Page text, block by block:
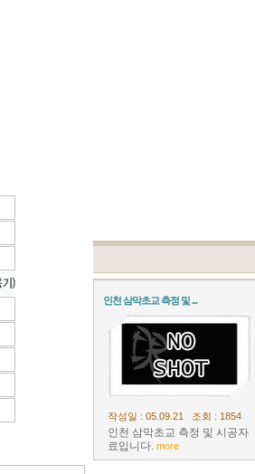
인천 삼막초교 측정 및 ...
작성일 : 05.09.21 조회 : 1854
인천 삼막초교 측정 및 시공자
료입니다. more